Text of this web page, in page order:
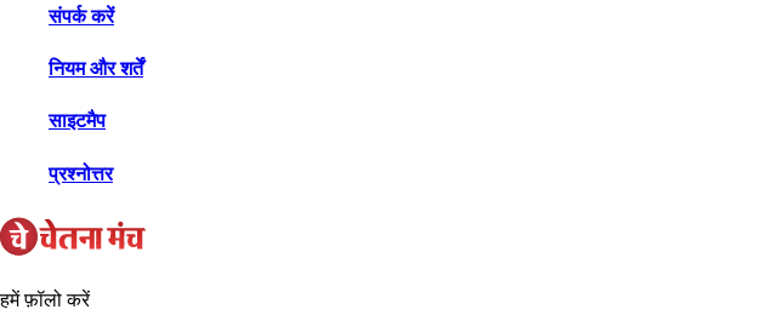
संपर्क करें
नियम और शर्तें
साइटमैप
प्रश्नोत्तर
हमें फ़ॉलो करें